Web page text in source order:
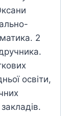
2
освіти,